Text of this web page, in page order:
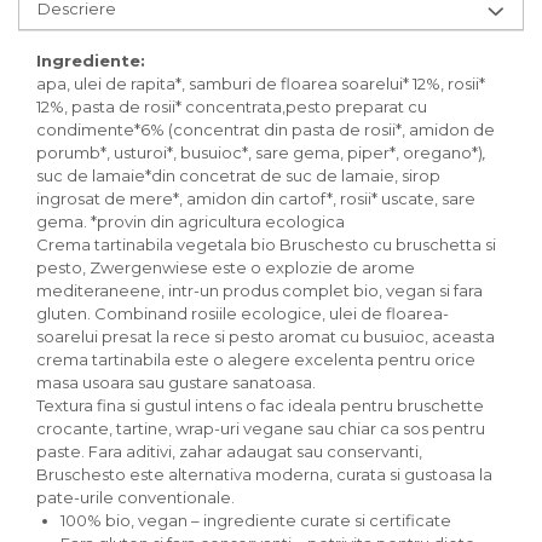
Ingrediente bio pentru copt
Masline bio si antipasti
Antipasti bio
Masline bio
Pesto bio
Musli si terci
Fulgi din cereale bio
Musli bio
Terci bio
Orez bio si leguminoase
Legume bio
Legume bio in conserva
Orez bio
Paste si fidea
Paste bio din emmer
Paste bio din grau
Paste bio din spelta
Descriere
Ingrediente:
apa, ulei de rapita*, samburi de floarea soarelui* 12%, rosii*
12%, pasta de rosii* concentrata,pesto preparat cu
condimente*6% (concentrat din pasta de rosii*, amidon de
porumb*, usturoi*, busuioc*, sare gema, piper*, oregano*),
suc de lamaie*din concetrat de suc de lamaie, sirop
ingrosat de mere*, amidon din cartof*, rosii* uscate, sare
gema. *provin din agricultura ecologica
Crema tartinabila vegetala bio Bruschesto cu bruschetta si
pesto, Zwergenwiese este o explozie de arome
mediteraneene, intr-un produs complet bio, vegan si fara
gluten. Combinand rosiile ecologice, ulei de floarea-
soarelui presat la rece si pesto aromat cu busuioc, aceasta
crema tartinabila este o alegere excelenta pentru orice
masa usoara sau gustare sanatoasa.
Textura fina si gustul intens o fac ideala pentru bruschette
crocante, tartine, wrap-uri vegane sau chiar ca sos pentru
paste. Fara aditivi, zahar adaugat sau conservanti,
Bruschesto este alternativa moderna, curata si gustoasa la
pate-urile conventionale.
100% bio, vegan – ingrediente curate si certificate